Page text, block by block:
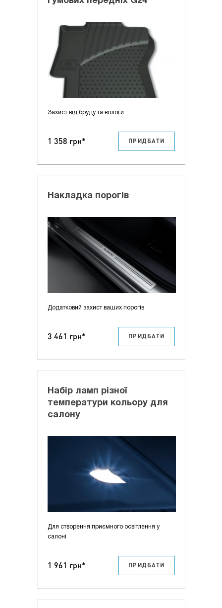
Захист від бруду та вологи
1 358 грн* ПРИДБАТИ
Накладка порогів
Додатковий захист ваших порогів
3 461 грн* ПРИДБАТИ
Набір ламп різної
температури кольору для
салону
Для створення приємного освітлення у
салоні
1 961 грн* ПРИДБАТИ